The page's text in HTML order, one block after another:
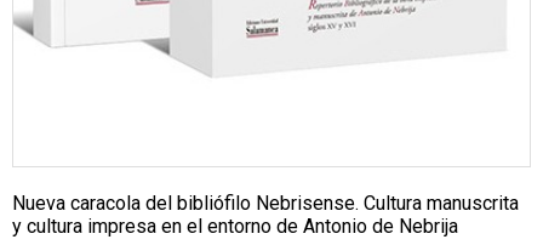
Nueva caracola del bibliófilo Nebrisense. Cultura manuscrita
y cultura impresa en el entorno de Antonio de Nebrija